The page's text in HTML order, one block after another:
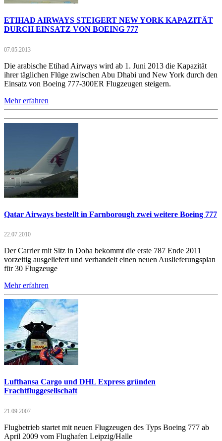
ETIHAD AIRWAYS STEIGERT NEW YORK KAPAZITÄT
DURCH EINSATZ VON BOEING 777
07.05.2013
Die arabische Etihad Airways wird ab 1. Juni 2013 die Kapazität
ihrer täglichen Flüge zwischen Abu Dhabi und New York durch den
Einsatz von Boeing 777-300ER Flugzeugen steigern.
Mehr erfahren
Qatar Airways bestellt in Farnborough zwei weitere Boeing 777
22.07.2010
Der Carrier mit Sitz in Doha bekommt die erste 787 Ende 2011
vorzeitig ausgeliefert und verhandelt einen neuen Auslieferungsplan
für 30 Flugzeuge
Mehr erfahren
Lufthansa Cargo und DHL Express gründen
Frachtfluggesellschaft
21.09.2007
Flugbetrieb startet mit neuen Flugzeugen des Typs Boeing 777 ab
April 2009 vom Flughafen Leipzig/Halle